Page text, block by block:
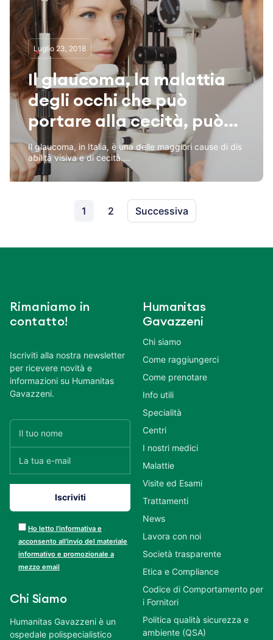
Luglio 23, 2018
Il glaucoma, la malattia
degli occhi che può
portare alla cecità, può...
Il glaucoma, in Italia, è una delle maggiori cause di dis
abilità visiva e di cecità....
1 2 Successiva
Rimaniamo in
contatto!
Iscriviti alla nostra newsletter
per ricevere novità e
informazioni su Humanitas
Gavazzeni.
Ho letto l’informativa e
acconsento all’invio del materiale
informativo e promozionale a
mezzo email
Chi Siamo
Humanitas Gavazzeni è un
ospedale polispecialistico
Humanitas
Gavazzeni
Chi siamo
Come raggiungerci
Come prenotare
Info utili
Specialità
Centri
I nostri medici
Malattie
Visite ed Esami
Trattamenti
News
Lavora con noi
Società trasparente
Etica e Compliance
Codice di Comportamento per
i Fornitori
Politica qualità sicurezza e
ambiente (QSA)